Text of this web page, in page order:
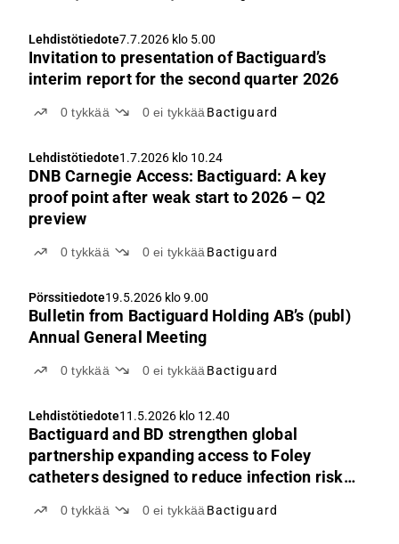
Lehdistötiedote7.7.2026 klo 5.00
Invitation to presentation of Bactiguard’s
interim report for the second quarter 2026
0tykkää 0ei tykkää Bactiguard
Lehdistötiedote1.7.2026 klo 10.24
DNB Carnegie Access: Bactiguard: A key
proof point after weak start to 2026 – Q2
preview
0tykkää 0ei tykkää Bactiguard
Pörssitiedote19.5.2026 klo 9.00
Bulletin from Bactiguard Holding AB’s (publ)
Annual General Meeting
0tykkää 0ei tykkää Bactiguard
Lehdistötiedote11.5.2026 klo 12.40
Bactiguard and BD strengthen global
partnership expanding access to Foley
catheters designed to reduce infection risk
0tykkää 0ei tykkää Bactiguard